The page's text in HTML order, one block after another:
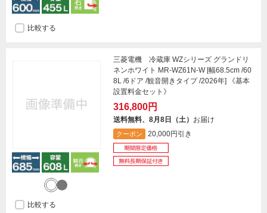
比較する
三菱電機 冷蔵庫 WZシリーズ グランドリ
ネンホワイト MR-WZ61N-W [幅68.5cm /60
8L /6ドア /観音開きタイプ /2026年] 《基本
設置料金セット》
316,800円
送料無料、8月8日（土） お届け
クーポン 20,000円引き
比較する